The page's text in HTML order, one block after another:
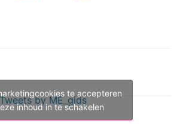
Tweets by ME_gids
te accepteren
inhoud in te schakelen